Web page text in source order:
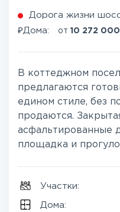
Дорога жизни
₽Дома: от 10 272 000
В коттеджном
предлагаются
едином стиле, без
продаются.
асфальтированные
площадка и
Участки:
Дома: